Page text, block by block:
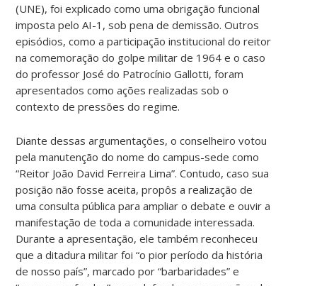
(UNE), foi explicado como uma obrigação funcional
imposta pelo AI-1, sob pena de demissão. Outros
episódios, como a participação institucional do reitor
na comemoração do golpe militar de 1964 e o caso
do professor José do Patrocínio Gallotti, foram
apresentados como ações realizadas sob o
contexto de pressões do regime.
Diante dessas argumentações, o conselheiro votou
pela manutenção do nome do campus-sede como
“Reitor João David Ferreira Lima”. Contudo, caso sua
posição não fosse aceita, propôs a realização de
uma consulta pública para ampliar o debate e ouvir a
manifestação de toda a comunidade interessada.
Durante a apresentação, ele também reconheceu
que a ditadura militar foi “o pior período da história
de nosso país”, marcado por “barbaridades” e